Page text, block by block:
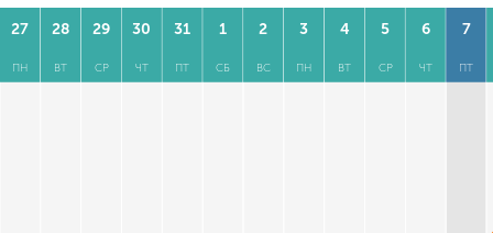
27
ПН
28
ВТ
29
СР
30
ЧТ
31
ПТ
1
СБ
2
ВС
3
ПН
4
ВТ
5
СР
6
ЧТ
7
ПТ